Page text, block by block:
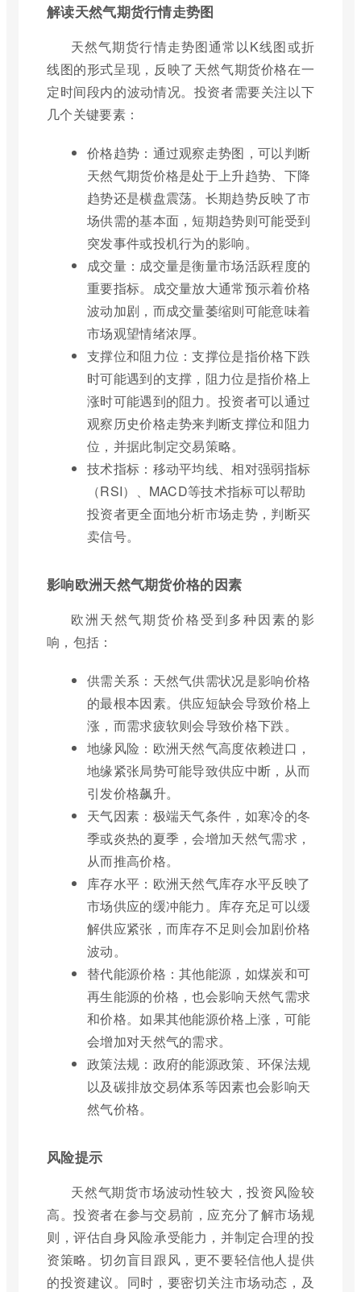
解读天然气期货行情走势图
天然气期货行情走势图通常以K线图或折
线图的形式呈现，反映了天然气期货价格在一
定时间段内的波动情况。投资者需要关注以下
几个关键要素：
价格趋势：通过观察走势图，可以判断
天然气期货价格是处于上升趋势、下降
趋势还是横盘震荡。长期趋势反映了市
场供需的基本面，短期趋势则可能受到
突发事件或投机行为的影响。
成交量：成交量是衡量市场活跃程度的
重要指标。成交量放大通常预示着价格
波动加剧，而成交量萎缩则可能意味着
市场观望情绪浓厚。
支撑位和阻力位：支撑位是指价格下跌
时可能遇到的支撑，阻力位是指价格上
涨时可能遇到的阻力。投资者可以通过
观察历史价格走势来判断支撑位和阻力
位，并据此制定交易策略。
技术指标：移动平均线、相对强弱指标
（RSI）、MACD等技术指标可以帮助
投资者更全面地分析市场走势，判断买
卖信号。
影响欧洲天然气期货价格的因素
欧洲天然气期货价格受到多种因素的影
响，包括：
供需关系：天然气供需状况是影响价格
的最根本因素。供应短缺会导致价格上
涨，而需求疲软则会导致价格下跌。
地缘风险：欧洲天然气高度依赖进口，
地缘紧张局势可能导致供应中断，从而
引发价格飙升。
天气因素：极端天气条件，如寒冷的冬
季或炎热的夏季，会增加天然气需求，
从而推高价格。
库存水平：欧洲天然气库存水平反映了
市场供应的缓冲能力。库存充足可以缓
解供应紧张，而库存不足则会加剧价格
波动。
替代能源价格：其他能源，如煤炭和可
再生能源的价格，也会影响天然气需求
和价格。如果其他能源价格上涨，可能
会增加对天然气的需求。
政策法规：政府的能源政策、环保法规
以及碳排放交易体系等因素也会影响天
然气价格。
风险提示
天然气期货市场波动性较大，投资风险较
高。投资者在参与交易前，应充分了解市场规
则，评估自身风险承受能力，并制定合理的投
资策略。切勿盲目跟风，更不要轻信他人提供
的投资建议。同时，要密切关注市场动态，及